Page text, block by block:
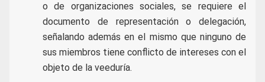
o de organizaciones sociales, se requiere el
documento de representación o delegación,
señalando además en el mismo que ninguno de
sus miembros tiene conflicto de intereses con el
objeto de la veeduría.